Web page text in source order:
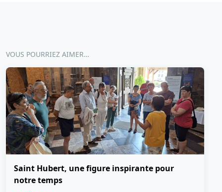
VOUS POURRIEZ AIMER…
Saint Hubert, une figure inspirante pour
notre temps